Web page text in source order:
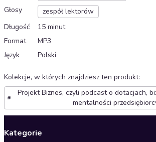
Głosy
zespół lektorów
Długość
15 minut
Format
MP3
Język
Polski
Kolekcje, w których znajdziesz ten produkt:
Projekt Biznes, czyli podcast o dotacjach,
mentalności
Kategorie